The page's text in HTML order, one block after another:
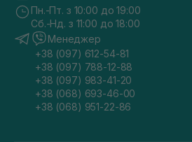
Пн.-Пт. з 10:00 до 19:00
Сб.-Нд. з 11:00 до 18:00
Менеджер
+38 (097) 612-54-81
+38 (097) 788-12-88
+38 (097) 983-41-20
+38 (068) 693-46-00
+38 (068) 951-22-86